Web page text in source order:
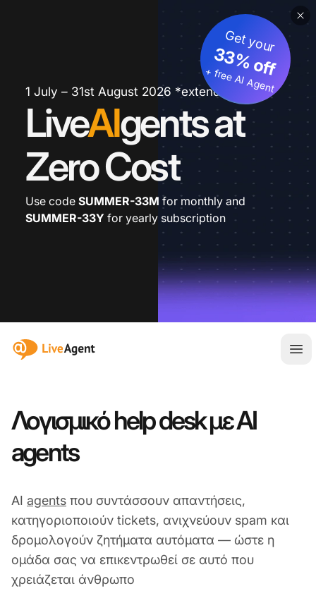
1 July – 31st August 2026 *extended
LiveAIgents at
Zero Cost
Get your
33% off
+ free AI Agent
Use code SUMMER-33M for monthly and
SUMMER-33Y for yearly subscription
:site.title
Λογισμικό help desk με AI
agents
AI agents που συντάσσουν απαντήσεις,
κατηγοριοποιούν tickets, ανιχνεύουν spam και
δρομολογούν ζητήματα αυτόματα — ώστε η
ομάδα σας να επικεντρωθεί σε αυτό που
χρειάζεται άνθρωπο